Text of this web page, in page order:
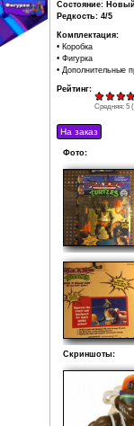
назвали
• Коробка
• Фигурка
•
Рейтинг:
Фото: